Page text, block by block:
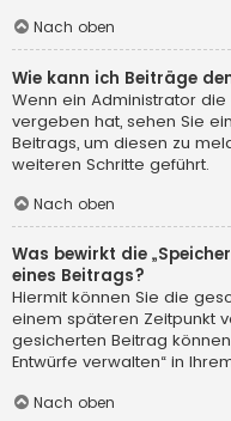
Nach oben
Wie kann ich Beiträge
Wenn ein Administrator
vergeben hat, sehen Sie
Beitrags, um diesen zu
weiteren Schritte geführt.
Nach oben
Was bewirkt die
eines Beitrags?
Hiermit können Sie die
einem späteren Zeitpunkt
gesicherten Beitrag
Entwürfe verwalten“ in
Nach oben